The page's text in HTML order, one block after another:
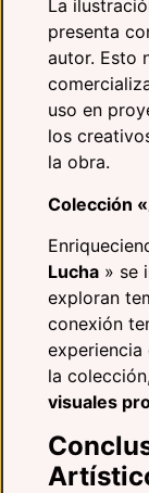
La
presenta
autor. Esto
uso en
los
la obra.
Colección
Lucha » se
exploran
conexión
experiencia
la
visuales